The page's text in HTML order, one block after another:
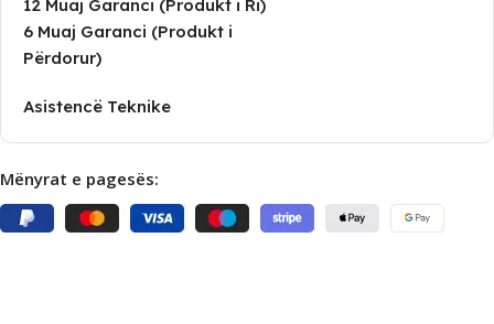
12 Muaj Garanci (Produkt i Ri)
6 Muaj Garanci (Produkt i
Përdorur)
Asistencë Teknike
Mënyrat e pagesës: